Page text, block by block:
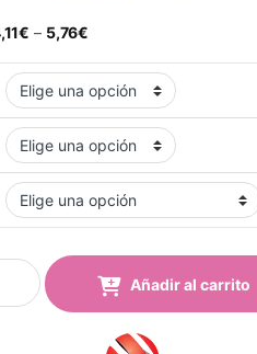
€ – 5,76€
13 pro Royal Blue Mate quantity
Añadir al carrito